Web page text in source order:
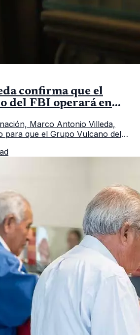
confirma que el
del FBI operará en
Marco Antonio Villeda,
para que el Grupo Vulcano del
anterior del Ministerio